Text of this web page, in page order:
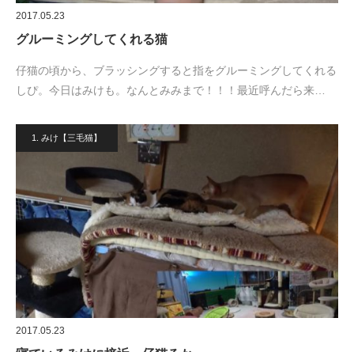
2017.05.23
グルーミングしてくれる猫
仔猫の頃から、ブラッシングすると指をグルーミングしてくれる
しぴ。今日はみけも。なんとみみまで！！！最近呼んだら来…
1. みけ【三毛猫】
2017.05.23